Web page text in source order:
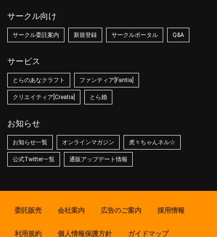
サークル向け
サークル委託案内 新規登録 サークルポータル Q&A
サービス
とらのあなクラフト ファンティア[Fantia]
クリエイティア[Creatia] とら婚
お知らせ
お知らせ一覧 オンラインマガジン 虎々ちゃんネル☆
公式Twitter一覧 通販アップデート情報
委託販売 会社案内 広告のご案内 採用情報
利用規約 個人情報保護方針 ガイドマップ